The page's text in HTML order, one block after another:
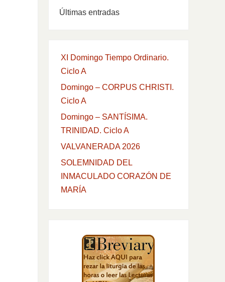
Últimas entradas
XI Domingo Tiempo Ordinario.
Ciclo A
Domingo – CORPUS CHRISTI.
Ciclo A
Domingo – SANTÍSIMA.
TRINIDAD. Ciclo A
VALVANERADA 2026
SOLEMNIDAD DEL
INMACULADO CORAZÓN DE
MARÍA